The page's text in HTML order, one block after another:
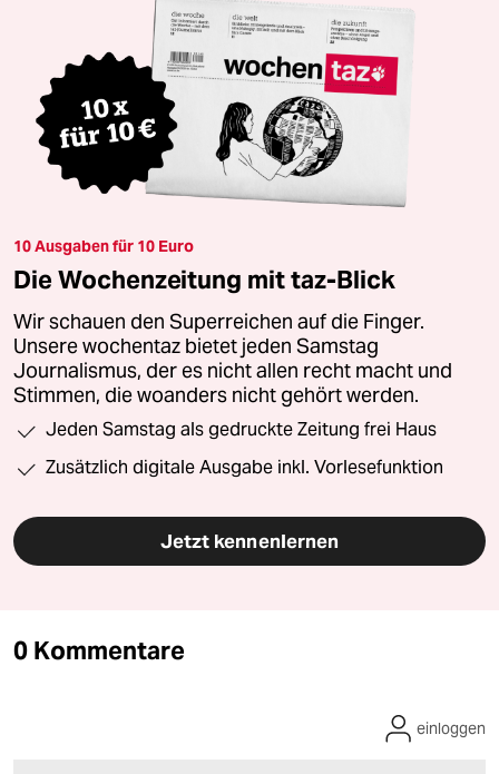
10 Ausgaben für 10 Euro
Die Wochenzeitung mit taz-Blick
Wir schauen den Superreichen auf die Finger.
Unsere wochentaz bietet jeden Samstag
Journalismus, der es nicht allen recht macht und
Stimmen, die woanders nicht gehört werden.
Jeden Samstag als gedruckte Zeitung frei Haus
Zusätzlich digitale Ausgabe inkl. Vorlesefunktion
Jetzt kennenlernen
0 Kommentare
einloggen